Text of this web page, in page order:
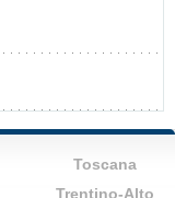
Toscana
Trentino-Alto